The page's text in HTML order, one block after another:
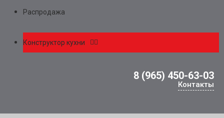
Распродажа
Конструктор кухни
8 (965) 450-63-03
Контакты